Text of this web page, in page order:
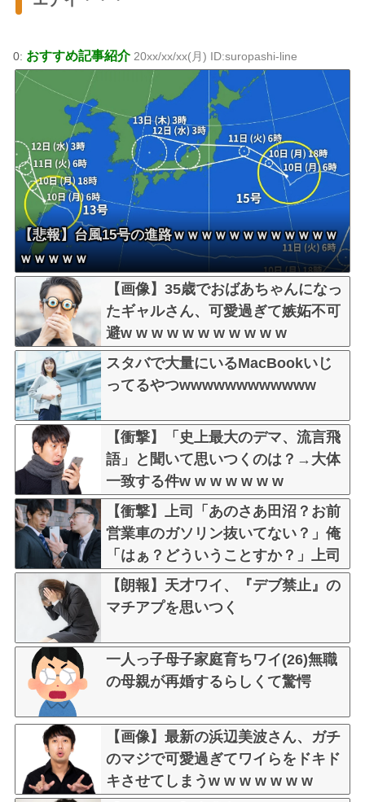
0: おすすめ記事紹介20xx/xx/xx(月) ID:suropashi-line
【悲報】台風15号の進路ｗｗｗｗｗｗｗｗｗｗｗｗ
ｗｗｗｗｗ
【画像】35歳でおばあちゃんになっ
たギャルさん、可愛過ぎて嫉妬不可
避w w w w w w w w w w w
スタバで大量にいるMacBookいじ
ってるやつwwwwwwwwwwww
【衝撃】「史上最大のデマ、流言飛
語」と聞いて思いつくのは？→大体
一致する件w w w w w w w
【衝撃】上司「あのさあ田沼？お前
営業車のガソリン抜いてない？」俺
「はぁ？どういうことすか？」上司
「自分の車に入れ替えたりしてな
い？？」←これw w w w w w
【朗報】天才ワイ、『デブ禁止』の
マチアプを思いつく
一人っ子母子家庭育ちワイ(26)無職
の母親が再婚するらしくて驚愕
【画像】最新の浜辺美波さん、ガチ
のマジで可愛過ぎてワイらをドキド
キさせてしまうw w w w w w w